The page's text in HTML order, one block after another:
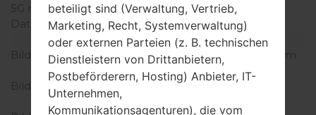
5G network
-
Daten
GSM/HSPA/LTE
Anzeige
Bildschirmgröße
6.5 Zoll (~82.1% Bildschirm
zu Körper Verhältnis)
Bildschirmtyp
IPS LCD kapazitiver
beteiligt sind (Verwaltung, Vertrieb,
Marketing, Recht, Systemverwaltung)
oder externen Parteien (z. B. technischen
Dienstleistern von Drittanbietern,
Postbeförderern, Hosting) Anbieter, IT-
Unternehmen,
Kommunikationsagenturen), die vom